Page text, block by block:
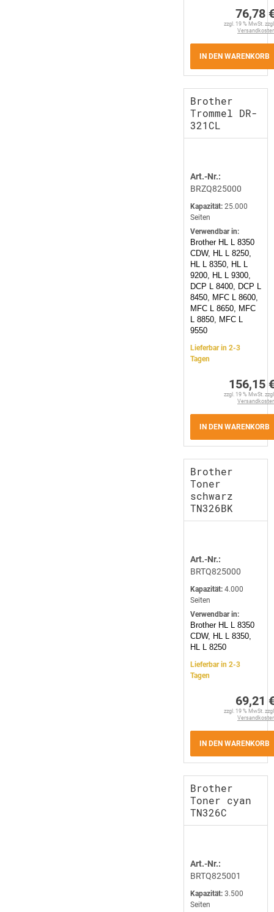
76,78
zzgl. 19 % MwSt.
IN DEN WARENKORB
Brother
Trommel DR-
321CL
Art.-Nr.:
BRZQ825000
Kapazität: 25.000
Seiten
Verwendbar in:
Brother HL L 8350
CDW, HL L 8250,
HL L 8350, HL L
9200, HL L 9300,
DCP L 8400, DCP L
8450, MFC L 8600,
MFC L 8650, MFC
L 8850, MFC L
9550
Lieferbar in 2-3
Tagen
156,15
zzgl. 19 % MwSt.
IN DEN WARENKORB
Brother
Toner
schwarz
TN326BK
Art.-Nr.:
BRTQ825000
Kapazität: 4.000
Seiten
Verwendbar in:
Brother HL L 8350
CDW, HL L 8350,
HL L 8250
Lieferbar in 2-3
Tagen
69,21
zzgl. 19 % MwSt.
IN DEN WARENKORB
Brother
Toner cyan
TN326C
Art.-Nr.:
BRTQ825001
Kapazität: 3.500
Seiten